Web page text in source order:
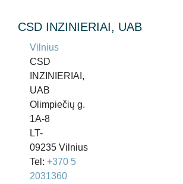
CSD INZINIERIAI, UAB
Vilnius
CSD
INZINIERIAI,
UAB
Olimpiečių g.
1A-8
LT-
09235 Vilnius
Tel: +370 5
2031360